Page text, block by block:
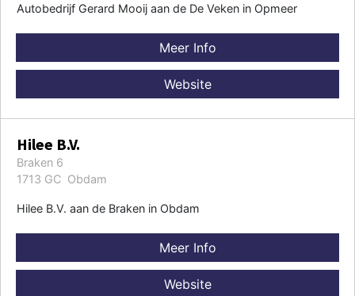
Autobedrijf Gerard Mooij aan de De Veken in Opmeer
Meer Info
Website
Hilee B.V.
Braken 6
1713 GC Obdam
Hilee B.V. aan de Braken in Obdam
Meer Info
Website